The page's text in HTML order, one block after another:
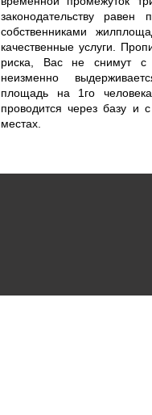
законодательству
собственниками
качественные услуги.
риска, Вас не снимут с
неизменно
площадь на 1го
проводится через базу и
местах.